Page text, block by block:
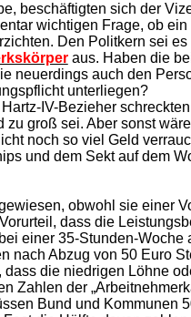
beschäftigten sich der
wichtigen Frage, ob
Den Politkern sei
aus. Haben die
neuerdings auch den
unterliegen?
IV-Bezieher
groß sei. Aber sonst
noch so viel Geld
und dem Sekt auf dem
obwohl sie einer
dass die
einer 35-Stunden-
Abzug von 50 Euro
die niedrigen Löhne
Zahlen der
Bund und Kommunen